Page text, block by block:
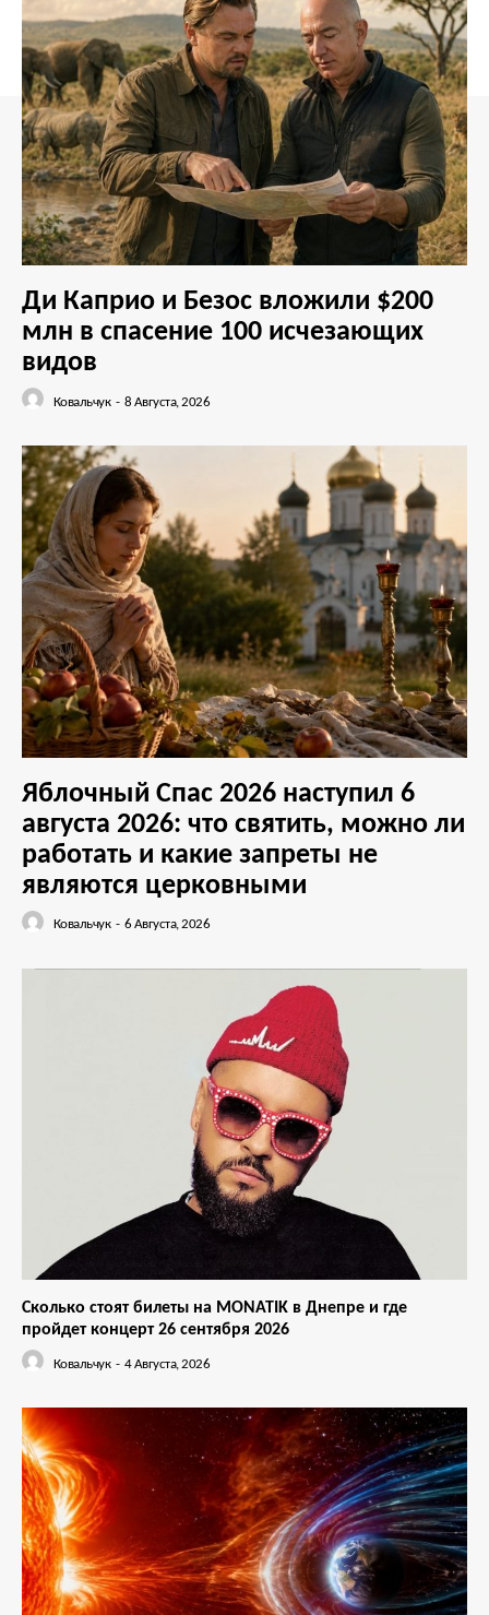
Ди Каприо и Безос вложили $200
млн в спасение 100 исчезающих
видов
Ковальчук - 8 Августа, 2026
Яблочный Спас 2026 наступил 6
августа 2026: что святить, можно ли
работать и какие запреты не
являются церковными
Ковальчук - 6 Августа, 2026
Сколько стоят билеты на MONATIK в Днепре и где
пройдет концерт 26 сентября 2026
Ковальчук - 4 Августа, 2026